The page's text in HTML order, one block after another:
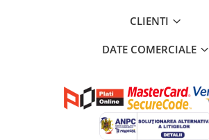
CLIENTI
DATE COMERCIALE